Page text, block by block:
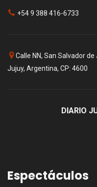
+54 9 388 416-6733
Calle NN, San Salvador de
Jujuy, Argentina, CP: 4600
DIARIO
Espectáculos